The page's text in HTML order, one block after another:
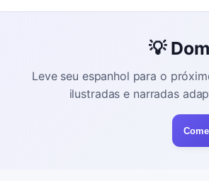
💡
Leve seu espanhol para o
ilustradas e narradas